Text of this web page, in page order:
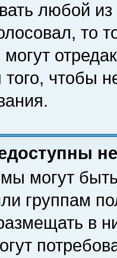
любой
то
чтобы
могут
группам
в